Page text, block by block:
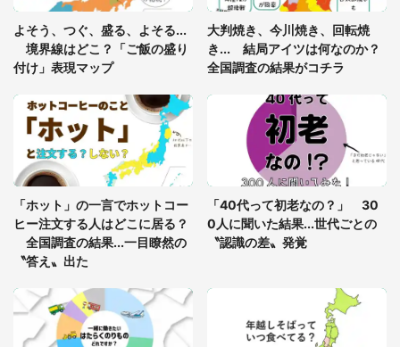
グっちゃってた〝野生の野菜〟に6.5万人戦慄
「○○がない街に住んでいます」住人の呟きに30万
人驚がく 何が存在しないか、あなたはわかる？
「修学旅行に途中参加する娘を送って行ったら、真
っ暗な道で遭難状態。なんとか見つけた民家に助け
を求めると、住人の男性が...」
よそう、つぐ、盛る、よそる...
境界線はどこ？「ご飯の盛り
付け」表現マップ
大判焼き、今川焼き、回転焼
き... 結局アイツは何なのか？
全国調査の結果がコチラ
「ホット」の一言でホットコー
ヒー注文する人はどこに居る？
全国調査の結果...一目瞭然の
〝答え〟出た
「40代って初老なの？」 30
0人に聞いた結果...世代ごとの
〝認識の差〟発覚